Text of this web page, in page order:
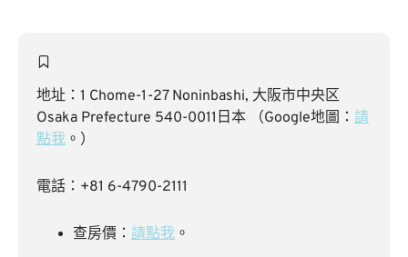
地址：1 Chome-1-27 Noninbashi, 大阪市中央区
Osaka Prefecture 540-0011日本 （Google地圖： 請
點我 。）
電話：+81 6-4790-2111
查房價： 請點我 。